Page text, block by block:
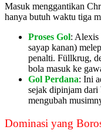
Masuk menggantikan
hanya butuh waktu tiga
Proses Gol: Alexis
sayap kanan)
penalti. Füllkrug,
bola masuk ke
Gol Perdana: Ini
sejak dipinjam dari
mengubah
Dominasi yang